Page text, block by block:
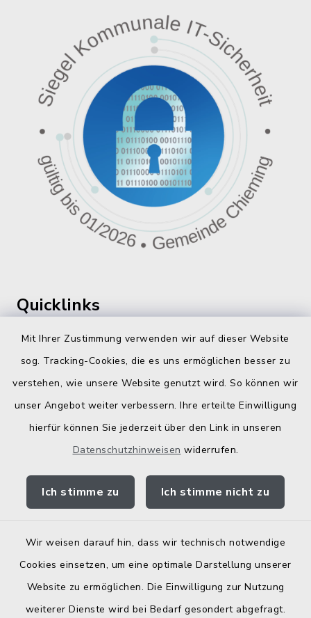
Mit Ihrer Zustimmung verwenden wir auf dieser Website
sog. Tracking-Cookies, die es uns ermöglichen besser zu
verstehen, wie unsere Website genutzt wird. So können wir
unser Angebot weiter verbessern. Ihre erteilte Einwilligung
hierfür können Sie jederzeit über den Link in unseren
Datenschutzhinweisen widerrufen.
Ich stimme zu Ich stimme nicht zu
Wir weisen darauf hin, dass wir technisch notwendige
Cookies einsetzen, um eine optimale Darstellung unserer
Website zu ermöglichen. Die Einwilligung zur Nutzung
weiterer Dienste wird bei Bedarf gesondert abgefragt.
Quicklinks
360 ° Panorama
Fahrplanauskunft
Landratsamt Traunstein
Kostenlose Energieberatung
Kontakt